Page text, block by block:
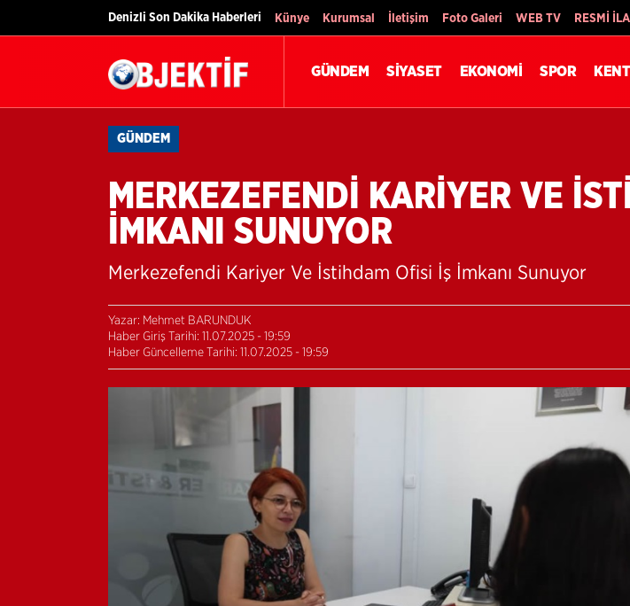
Denizli Son Dakika Haberleri Künye Kurumsal İletişim Foto Galeri WEB TV RESMİ
GÜNDEM SİYASET EKONOMİ SPOR
GÜNDEM
MERKEZEFENDİ KARİYER VE
İMKANI SUNUYOR
Merkezefendi Kariyer Ve İstihdam Ofisi İş İmkanı Sunuyor
Yazar: Mehmet BARUNDUK
Haber Giriş Tarihi: 11.07.2025 - 19:59
Haber Güncelleme Tarihi: 11.07.2025 - 19:59